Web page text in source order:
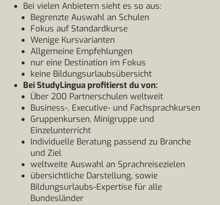
Bei vielen Anbietern sieht es so aus:
Begrenzte Auswahl an Schulen
Fokus auf Standardkurse
Wenige Kursvarianten
Allgemeine Empfehlungen
nur eine Destination im Fokus
keine Bildungsurlaubsübersicht
Bei StudyLingua profitierst du von:
Über 200 Partnerschulen weltweit
Business-, Executive- und Fachsprachkursen
Gruppenkursen, Minigruppe und
Einzelunterricht
Individuelle Beratung passend zu Branche
und Ziel
weltweite Auswahl an Sprachreisezielen
übersichtliche Darstellung, sowie
Bildungsurlaubs-Expertise für alle
Bundesländer